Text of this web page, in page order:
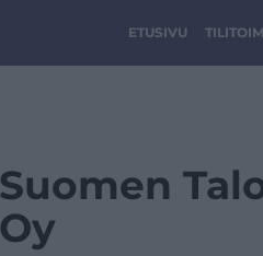
ETUSIVU
Suomen
Oy